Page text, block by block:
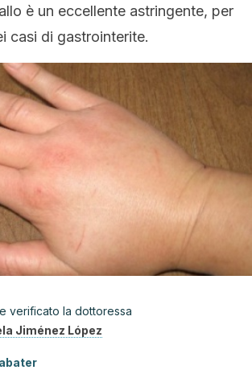
è un eccellente astringente, per
casi di gastrointerite.
verificato la dottoressa
Jiménez López